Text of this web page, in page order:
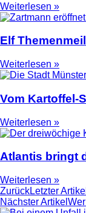
Weiterlesen »
Elf
Weiterlesen »
Vom Kartoffel-
Weiterlesen »
Atlantis bringt
Weiterlesen »
ZurückLetzter Artikel
Nächster Artikel